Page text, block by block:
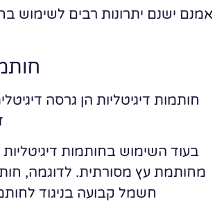
אמנם ישנם יתרונות רבים לשימוש
חותמות דיגיטליות הן גרסה
בעוד השימוש בחותמות
מחותמת עץ מסורתית. לדוגמה,
חשמל קבועה בניגוד